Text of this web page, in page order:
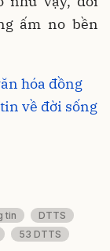
ấm no bền
hóa đồng
về đời sống
tin
DTTS
53 DTTS